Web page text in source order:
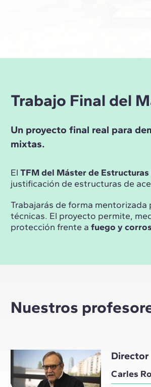
Trabajo Final del
Un proyecto final real para
mixtas.
El TFM del Máster de
justificación de estructuras de
Trabajarás de forma mentorizada
técnicas. El proyecto permite,
protección frente a fuego y
Nuestros
Director
Carles